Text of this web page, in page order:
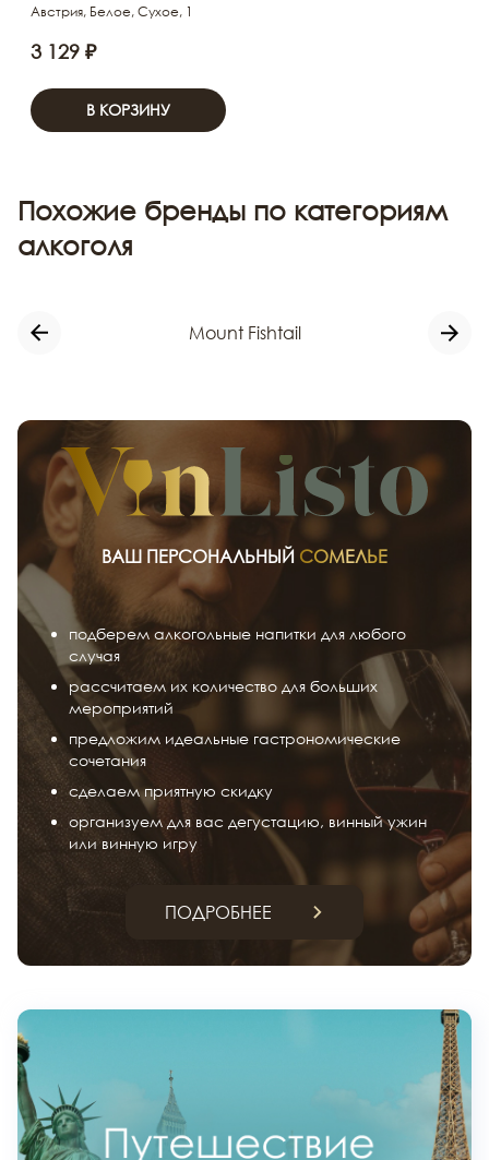
Австрия, Белое, Сухое, 1
3 129 ₽
В КОРЗИНУ
Похожие бренды по категориям
алкоголя
Mount Fishtail
ВАШ ПЕРСОНАЛЬНЫЙ СОМЕЛЬЕ
подберем алкогольные напитки для любого
случая
рассчитаем их количество для больших
мероприятий
предложим идеальные гастрономические
сочетания
сделаем приятную скидку
организуем для вас дегустацию, винный ужин
или винную игру
ПОДРОБНЕЕ